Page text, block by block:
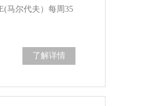
马尔代夫）每周35
了解详情